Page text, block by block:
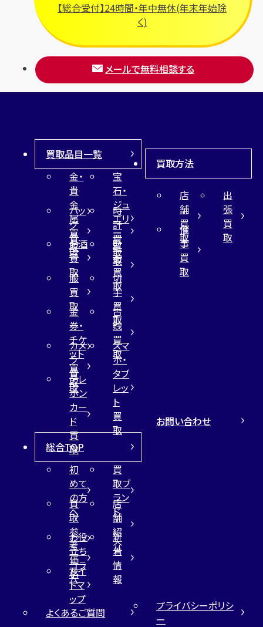
【総合受付】24時間・年中無休(年末年始除
く)
メールで無料相談する
買取品目一覧
金・
貴
金
属
買
取
宝
石・
ジュ
エリ
ー
買
取
バッ
グ
買
取
時
計
買
取
お酒
買
取
財
布
買
取
服
買
取
切
手
買
取
金
券・
チケ
ット
買
取
古
銭
買
取
カメ
ラ
買
取
スマ
ホ・
タブ
レッ
ト
買
取
テレ
ホン
カー
ド
買
取
買取方法
店
舗
買
取
出
張
買
取
催
事
買
取
総合TOP
初
めて
の方
へ
買
取ブ
ラン
ド
買
取
参
考
価
格
店
舗
紹
介
お役
立ち
コラ
ム
新
着
情
報
サイ
トマ
ップ
お問い合わせ
よくあるご質問
プライバシーポリシ
ー